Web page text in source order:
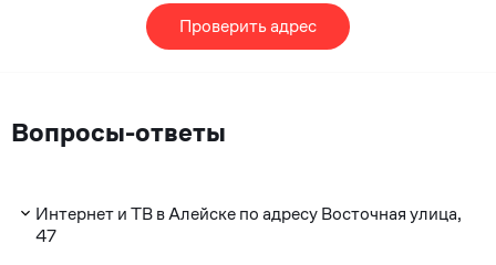
Проверить адрес
Вопросы-ответы
Интернет и ТВ в Алейске по адресу Восточная улица,
47